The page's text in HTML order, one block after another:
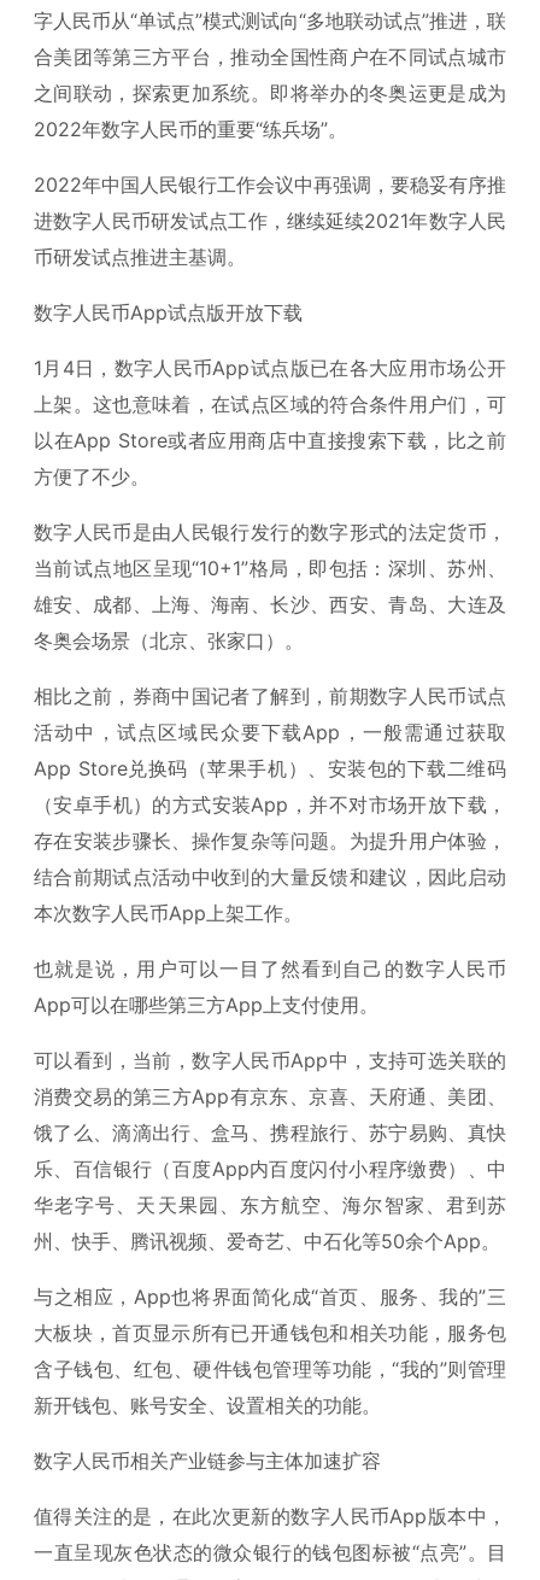
字人民币从“单试点”模式测试向“多地联动试点”推进，联
合美团等第三方平台，推动全国性商户在不同试点城市
之间联动，探索更加系统。即将举办的冬奥运更是成为
2022年数字人民币的重要“练兵场”。
2022年中国人民银行工作会议中再强调，要稳妥有序推
进数字人民币研发试点工作，继续延续2021年数字人民
币研发试点推进主基调。
数字人民币App试点版开放下载
1月4日，数字人民币App试点版已在各大应用市场公开
上架。这也意味着，在试点区域的符合条件用户们，可
以在App Store或者应用商店中直接搜索下载，比之前
方便了不少。
数字人民币是由人民银行发行的数字形式的法定货币，
当前试点地区呈现“10+1”格局，即包括：深圳、苏州、
雄安、成都、上海、海南、长沙、西安、青岛、大连及
冬奥会场景（北京、张家口）。
相比之前，券商中国记者了解到，前期数字人民币试点
活动中，试点区域民众要下载App，一般需通过获取
App Store兑换码（苹果手机）、安装包的下载二维码
（安卓手机）的方式安装App，并不对市场开放下载，
存在安装步骤长、操作复杂等问题。为提升用户体验，
结合前期试点活动中收到的大量反馈和建议，因此启动
本次数字人民币App上架工作。
也就是说，用户可以一目了然看到自己的数字人民币
App可以在哪些第三方App上支付使用。
可以看到，当前，数字人民币App中，支持可选关联的
消费交易的第三方App有京东、京喜、天府通、美团、
饿了么、滴滴出行、盒马、携程旅行、苏宁易购、真快
乐、百信银行（百度App内百度闪付小程序缴费）、中
华老字号、天天果园、东方航空、海尔智家、君到苏
州、快手、腾讯视频、爱奇艺、中石化等50余个App。
与之相应，App也将界面简化成“首页、服务、我的”三
大板块，首页显示所有已开通钱包和相关功能，服务包
含子钱包、红包、硬件钱包管理等功能，“我的”则管理
新开钱包、账号安全、设置相关的功能。
数字人民币相关产业链参与主体加速扩容
值得关注的是，在此次更新的数字人民币App版本中，
一直呈现灰色状态的微众银行的钱包图标被“点亮”。目